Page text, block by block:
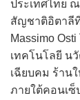
ประเทศไทย
สัญชาติอิตาลี
Massimo
เทคโนโลยี น
เฉียบคม ร้าน
ภายใต้คอนเซ็